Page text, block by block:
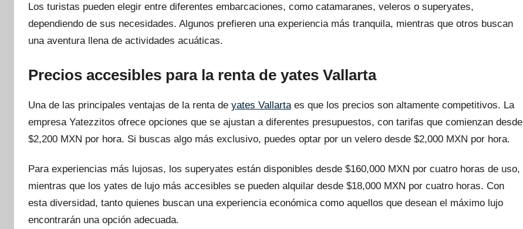
Los turistas pueden elegir entre diferentes embarcaciones, como catamaranes, veleros o superyates,
dependiendo de sus necesidades. Algunos prefieren una experiencia más tranquila, mientras que otros buscan
una aventura llena de actividades acuáticas.
Precios accesibles para la renta de yates Vallarta
Una de las principales ventajas de la renta de yates Vallartaes que los precios son altamente competitivos. La
empresa Yatezzitos ofrece opciones que se ajustan a diferentes presupuestos, con tarifas que comienzan desde
$2,200 MXN por hora. Si buscas algo más exclusivo, puedes optar por un velero desde $2,000 MXN por hora.
Para experiencias más lujosas, los superyates están disponibles desde $160,000 MXN por cuatro horas de uso,
mientras que los yates de lujo más accesibles se pueden alquilar desde $18,000 MXN por cuatro horas. Con
esta diversidad, tanto quienes buscan una experiencia económica como aquellos que desean el máximo lujo
encontrarán una opción adecuada.